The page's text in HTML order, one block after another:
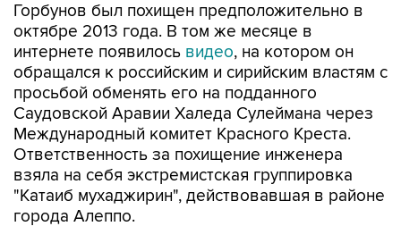
Горбунов был похищен предположительно в
октябре 2013 года. В том же месяце в
интернете появилось видео, на котором он
обращался к российским и сирийским властям с
просьбой обменять его на подданного
Саудовской Аравии Халеда Сулеймана через
Международный комитет Красного Креста.
Ответственность за похищение инженера
взяла на себя экстремистская группировка
"Катаиб мухаджирин", действовавшая в районе
города Алеппо.